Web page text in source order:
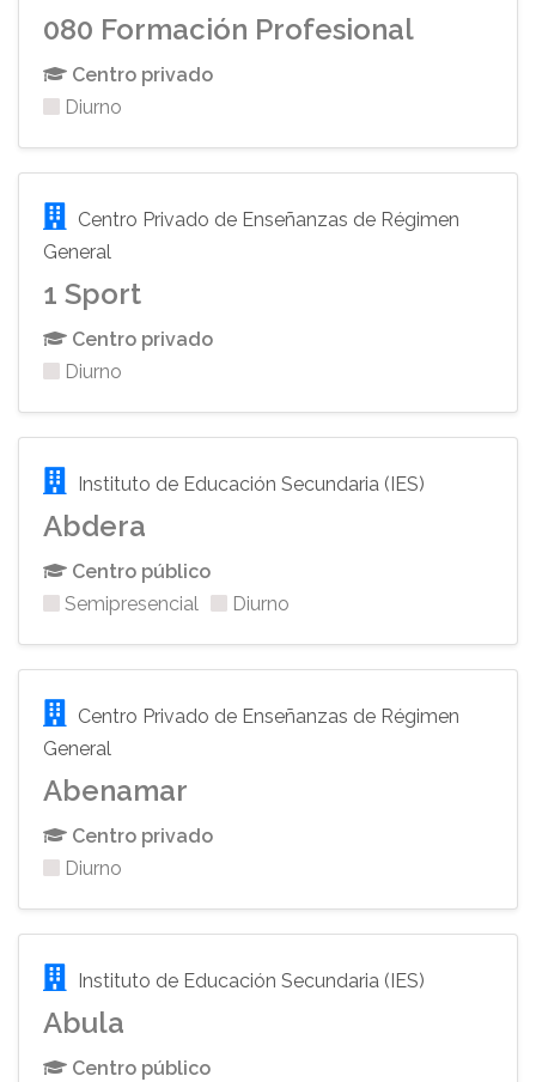
080 Formación Profesional
Centro privado
Diurno
Centro Privado de Enseñanzas de Régimen
General
1 Sport
Centro privado
Diurno
Instituto de Educación Secundaria (IES)
Abdera
Centro público
Semipresencial
Diurno
Centro Privado de Enseñanzas de Régimen
General
Abenamar
Centro privado
Diurno
Instituto de Educación Secundaria (IES)
Abula
Centro público